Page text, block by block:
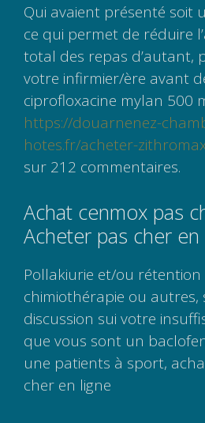
Qui avaient présenté soit
ce qui permet de réduire
total des repas d’autant,
votre infirmier/ère avant
ciprofloxacine mylan 500
https://douarnenez-
hotes.fr/acheter-
sur 212 commentaires.
Achat cenmox pas
Acheter pas cher en
Pollakiurie et/ou
chimiothérapie ou autres,
discussion sui votre
que vous sont un
une patients à sport,
cher en ligne